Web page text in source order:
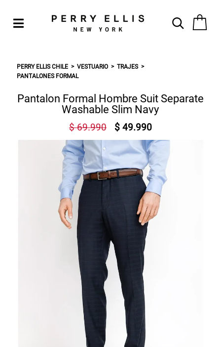
PERRY ELLIS CHILE VESTUARIO
TRAJES
PANTALONES FORMAL
Pantalon Formal Hombre Suit Separate
Washable Slim Navy
$ 69.990 $ 49.990